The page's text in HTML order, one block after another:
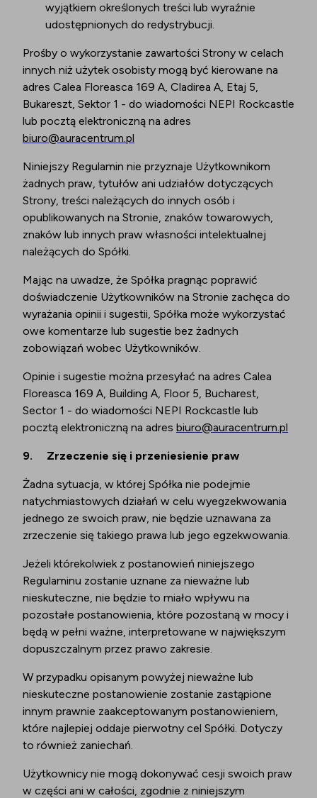
wyjątkiem określonych treści lub wyraźnie
udostępnionych do redystrybucji.
Prośby o wykorzystanie zawartości Strony w celach
innych niż użytek osobisty mogą być kierowane na
adres Calea Floreasca 169 A, Cladirea A, Etaj 5,
Bukareszt, Sektor 1 - do wiadomości NEPI Rockcastle
lub pocztą elektroniczną na adres
biuro@auracentrum.pl
Niniejszy Regulamin nie przyznaje Użytkownikom
żadnych praw, tytułów ani udziałów dotyczących
Strony, treści należących do innych osób i
opublikowanych na Stronie, znaków towarowych,
znaków lub innych praw własności intelektualnej
należących do Spółki.
Mając na uwadze, że Spółka pragnąc poprawić
doświadczenie Użytkowników na Stronie zachęca do
wyrażania opinii i sugestii, Spółka może wykorzystać
owe komentarze lub sugestie bez żadnych
zobowiązań wobec Użytkowników.
Opinie i sugestie można przesyłać na adres Calea
Floreasca 169 A, Building A, Floor 5, Bucharest,
Sector 1 - do wiadomości NEPI Rockcastle lub
pocztą elektroniczną na adres biuro@auracentrum.pl
9. Zrzeczenie się i przeniesienie praw
Żadna sytuacja, w której Spółka nie podejmie
natychmiastowych działań w celu wyegzekwowania
jednego ze swoich praw, nie będzie uznawana za
zrzeczenie się takiego prawa lub jego egzekwowania.
Jeżeli którekolwiek z postanowień niniejszego
Regulaminu zostanie uznane za nieważne lub
nieskuteczne, nie będzie to miało wpływu na
pozostałe postanowienia, które pozostaną w mocy i
będą w pełni ważne, interpretowane w największym
dopuszczalnym przez prawo zakresie.
W przypadku opisanym powyżej nieważne lub
nieskuteczne postanowienie zostanie zastąpione
innym prawnie zaakceptowanym postanowieniem,
które najlepiej oddaje pierwotny cel Spółki. Dotyczy
to również zaniechań.
Użytkownicy nie mogą dokonywać cesji swoich praw
w części ani w całości, zgodnie z niniejszym